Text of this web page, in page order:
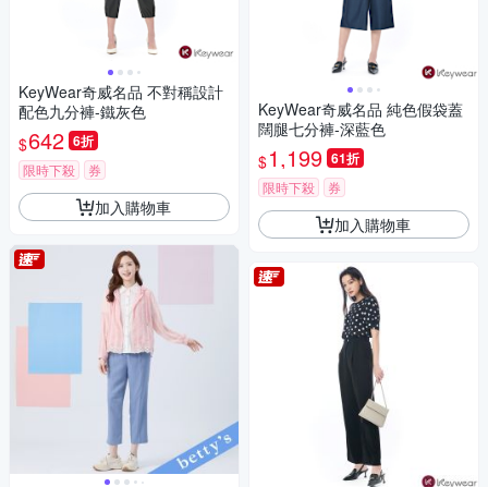
KeyWear奇威名品 不對稱設計
配色九分褲-鐵灰色
$642 6折
限時下殺 券
加入購物車
KeyWear奇威名品 純色假袋蓋
闊腿七分褲-深藍色
$1,199 61折
限時下殺 券
加入購物車